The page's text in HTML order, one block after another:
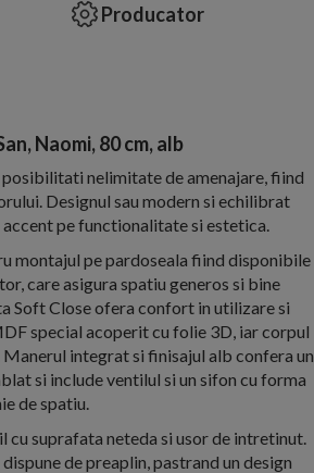
Producator
Naomi, 80 cm, alb
nelimitate de amenajare, fiind
Designul sau modern si echilibrat
pe functionalitate si estetica.
montajul pe pardoseala fiind disponibile
care asigura spatiu generos si bine
Soft Close ofera confort in utilizare si
special acoperit cu folie 3D, iar corpul
integrat si finisajul alb confera un
si include ventilul si un sifon cu forma
de spatiu.
suprafata neteda si usor de intretinut.
de preaplin, pastrand un design